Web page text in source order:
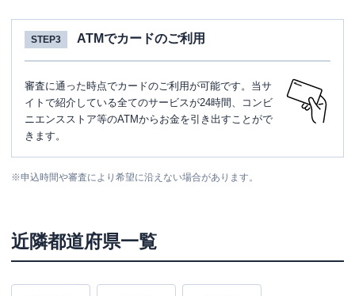
STEP3 ATMでカードのご利用
審査に通った時点でカードのご利用が可能です。当サ
イトで紹介している全てのサービスが24時間、コンビ
ニエンスストア等のATMからお金を引き出すことがで
きます。
※申込時間や審査により希望に沿えない場合があります。
近隣都道府県一覧